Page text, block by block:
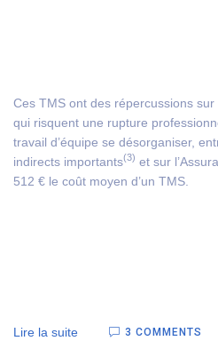
Ces TMS ont des répercussions
qui risquent une rupture
travail d’équipe se désorganiser,
indirects importants(3) et sur
512 € le coût moyen d’un TMS.
Lire la suite 3 COMMENTS